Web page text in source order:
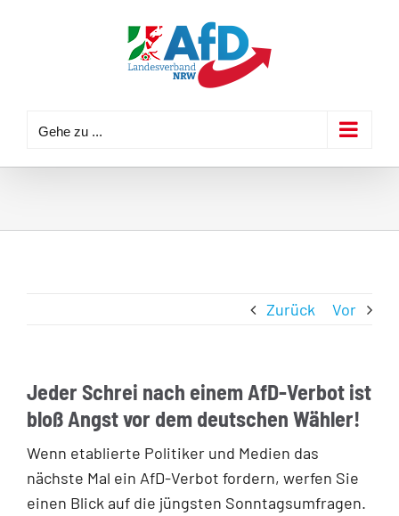
Gehe zu ...
Zurück Vor
Jeder Schrei nach einem AfD-Verbot ist
bloß Angst vor dem deutschen Wähler!
Wenn etablierte Politiker und Medien das
nächste Mal ein AfD-Verbot fordern, werfen Sie
einen Blick auf die jüngsten Sonntagsumfragen.